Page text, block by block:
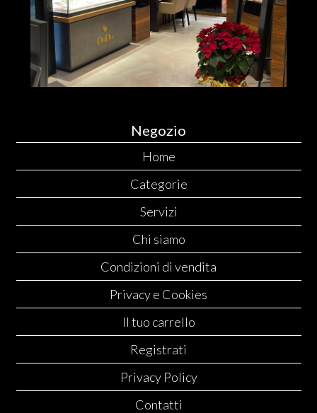
Negozio
Home
Categorie
Servizi
Chi siamo
Condizioni di vendita
Privacy e Cookies
Il tuo carrello
Registrati
Privacy Policy
Contatti